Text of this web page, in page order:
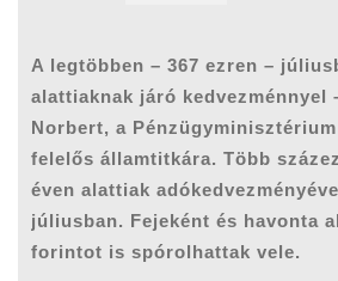
A legtöbben – 367 ezren –
alattiaknak járó kedvezménnyel
Norbert, a
felelős államtitkára. Több
éven alattiak
júliusban. Fejeként és havonta
forintot is spórolhattak vele.